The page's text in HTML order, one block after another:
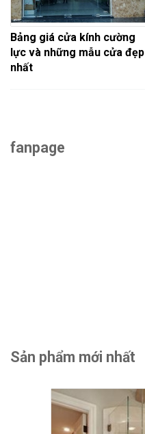
Bảng giá cửa kính cường
lực và những mẫu cửa đẹp
nhất
fanpage
Sản phẩm mới nhất